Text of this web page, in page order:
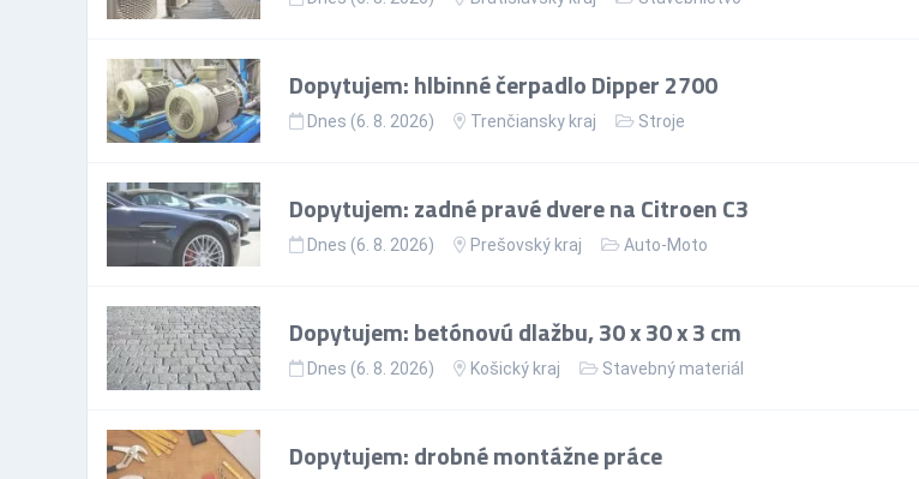
Dopytujem: hlbinné čerpadlo Dipper 2700
Dnes (6. 8. 2026) Trenčiansky kraj Stroje
Dopytujem: zadné pravé dvere na Citroen C3
Dnes (6. 8. 2026) Prešovský kraj Auto-Moto
Dopytujem: betónovú dlažbu, 30 x 30 x 3 cm
Dnes (6. 8. 2026) Košický kraj Stavebný materiál
Dopytujem: drobné montážne práce